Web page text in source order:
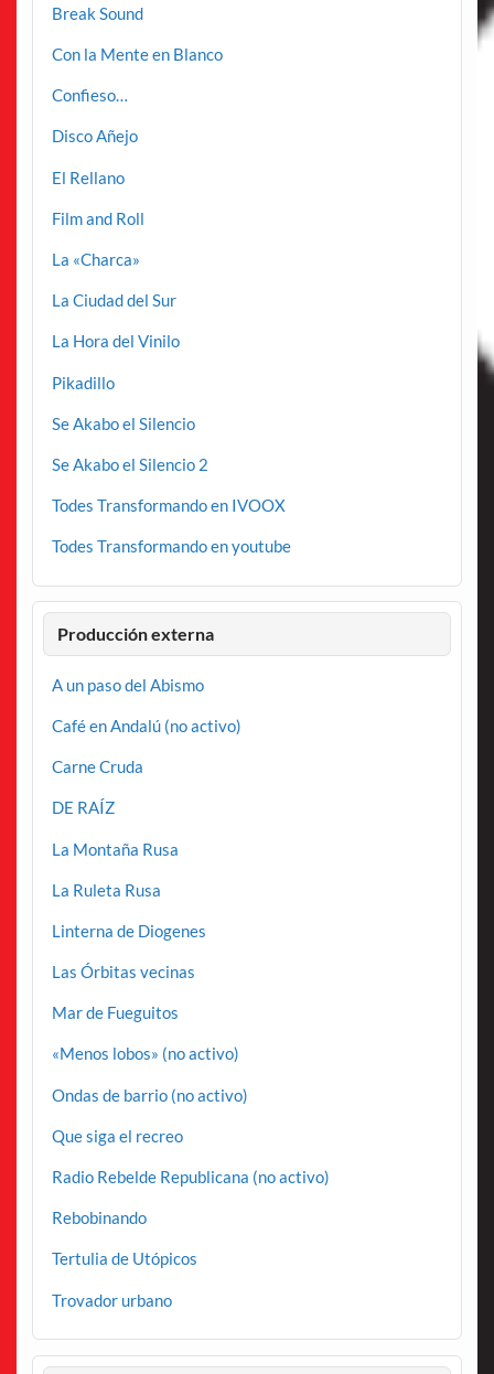
Break Sound
Con la Mente en Blanco
Confieso…
Disco Añejo
El Rellano
Film and Roll
La «Charca»
La Ciudad del Sur
La Hora del Vinilo
Pikadillo
Se Akabo el Silencio
Se Akabo el Silencio 2
Todes Transformando en IVOOX
Todes Transformando en youtube
Producción externa
A un paso del Abismo
Café en Andalú (no activo)
Carne Cruda
DE RAÍZ
La Montaña Rusa
La Ruleta Rusa
Linterna de Diogenes
Las Órbitas vecinas
Mar de Fueguitos
«Menos lobos» (no activo)
Ondas de barrio (no activo)
Que siga el recreo
Radio Rebelde Republicana (no activo)
Rebobinando
Tertulia de Utópicos
Trovador urbano